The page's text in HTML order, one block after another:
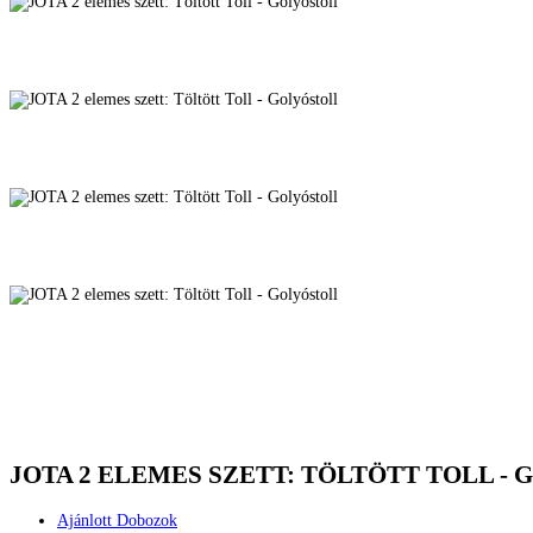
JOTA 2 ELEMES SZETT: TÖLTÖTT TOLL -
Ajánlott Dobozok